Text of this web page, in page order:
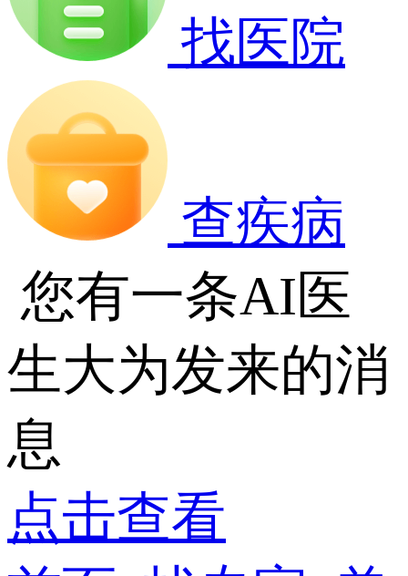
找医院
查疾病
您有一条AI医
生大为发来的消
息
点击查看